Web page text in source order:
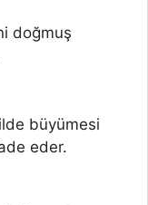
doğmuş
büyümesi
eder.